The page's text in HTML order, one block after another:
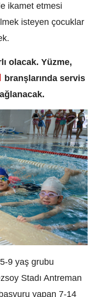
ikamet etmesi
isteyen çocuklar
olacak. Yüzme,
branşlarında servis
9 yaş grubu
Stadı Antreman
yapan 7-14